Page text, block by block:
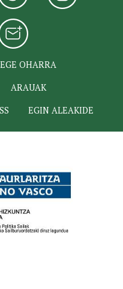
OHARRA
ARAUAK
EGIN ALEAKIDE